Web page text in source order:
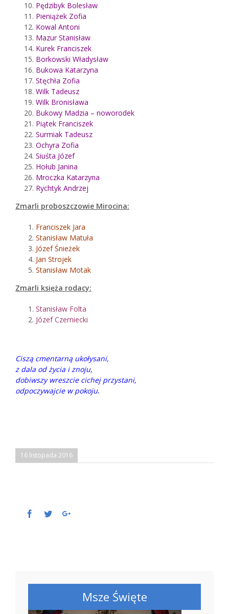
Pędzibyk Bolesław
Pieniążek Zofia
Kowal Antoni
Mazur Stanisław
Kurek Franciszek
Borkowski Władysław
Bukowa Katarzyna
Stęchła Zofia
Wilk Tadeusz
Wilk Bronisława
Bukowy Madzia – noworodek
Piątek Franciszek
Surmiak Tadeusz
Ochyra Zofia
Siuśta Józef
Hołub Janina
Mroczka Katarzyna
Rychtyk Andrzej
Zmarli proboszczowie Mirocina:
Franciszek Jara
Stanisław Matuła
Józef Śnieżek
Jan Strojek
Stanisław Motak
Zmarli księża rodacy:
Stanisław Folta
Józef Czerniecki
Ciszą cmentarną ukołysani,
z dala od życia i znoju,
dobiwszy wreszcie cichej przystani,
odpoczywajcie w pokoju.
16 listopada 2016
Facebook
TwitterGoogle+
Msze Święte